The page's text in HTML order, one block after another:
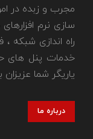
مجرب و زبده در
سازی نرم
راه اندازی شبکه
خدمات پنل های
یاریگر شما
درباره ما